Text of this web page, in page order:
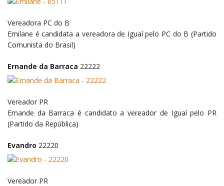
Vereadora PC do B
Emilane é candidata a vereadora de Iguaí pelo PC do B (Partido
Comunista do Brasil)
Ernande da Barraca 22222
Vereador PR
Ernande da Barraca é candidato a vereador de Iguaí pelo PR
(Partido da República)
Evandro 22220
Vereador PR